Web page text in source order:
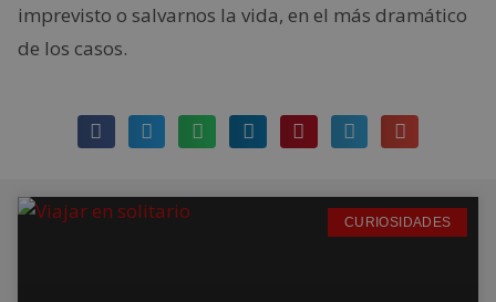
imprevisto o salvarnos la vida, en el más dramático
de los casos.
CURIOSIDADES